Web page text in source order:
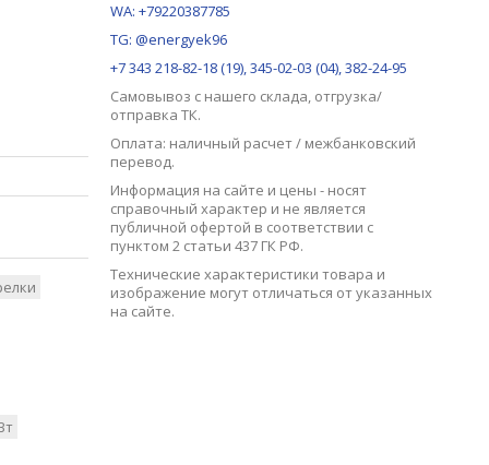
WA: +79220387785
TG: @energyek96
+7 343 218-82-18 (19), 345-02-03 (04), 382-24-95
Самовывоз с нашего склада, отгрузка/
отправка ТК.
Оплата: наличный расчет / межбанковский
перевод.
Информация на сайте и цены - носят
справочный характер и не является
публичной офертой в соответствии с
пунктом 2 статьи 437 ГК РФ.
Технические характеристики товара и
изображение могут отличаться от указанных
на сайте.